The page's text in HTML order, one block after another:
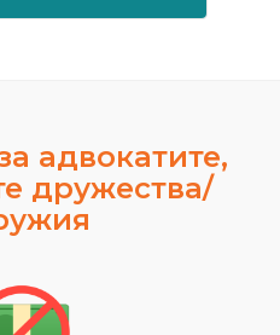
адвокатите,
дружества/